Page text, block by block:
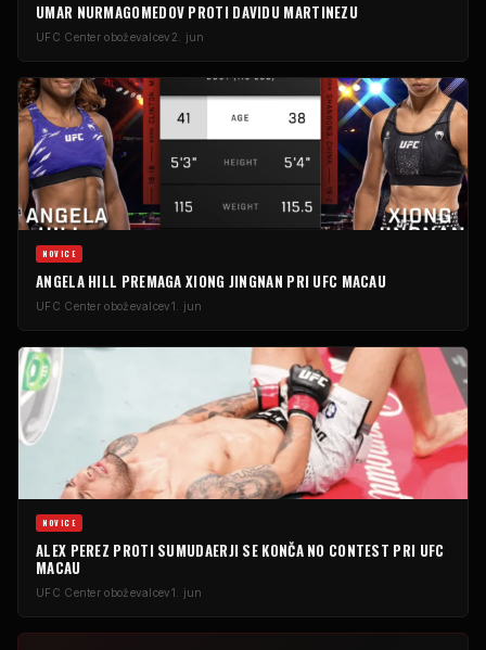
UMAR NURMAGOMEDOV PROTI DAVIDU MARTINEZU
UFC Center oboževalcev 2. jun
NOVICE
ANGELA HILL PREMAGA XIONG JINGNAN PRI UFC MACAU
UFC Center oboževalcev1. jun
NOVICE
ALEX PEREZ PROTI SUMUDAERJI SE KONČA NO CONTEST PRI UFC
MACAU
UFC Center oboževalcev1. jun